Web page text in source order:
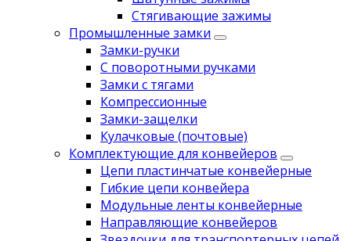
Стягивающие зажимы
Промышленные замки
Замки-ручки
С поворотными ручками
Замки с тягами
Компрессионные
Замки-защелки
Кулачковые (почтовые)
Комплектующие для конвейеров
Цепи пластинчатые конвейерные
Гибкие цепи конвейера
Модульные ленты конвейерные
Направляющие конвейеров